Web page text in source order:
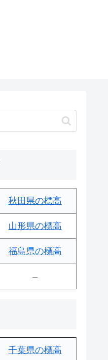
秋田県の標高
山形県の標高
福島県の標高
–
千葉県の標高